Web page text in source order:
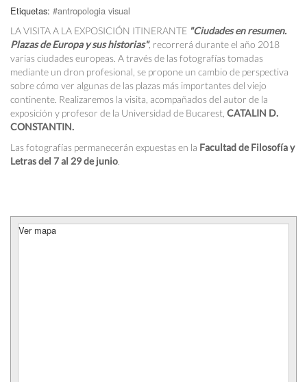
Etiquetas: #antropologia visual
LA VISITA A LA EXPOSICIÓN ITINERANTE "Ciudades en resumen.
Plazas de Europa y sus historias", recorrerá durante el año 2018
varias ciudades europeas. A través de las fotografías tomadas
mediante un dron profesional, se propone un cambio de perspectiva
sobre cómo ver algunas de las plazas más importantes del viejo
continente. Realizaremos la visita, acompañados del autor de la
exposición y profesor de la Universidad de Bucarest, CATALIN D.
CONSTANTIN.
Las fotografías permanecerán expuestas en la Facultad de Filosofía y
Letras del 7 al 29 de junio
Ver mapa